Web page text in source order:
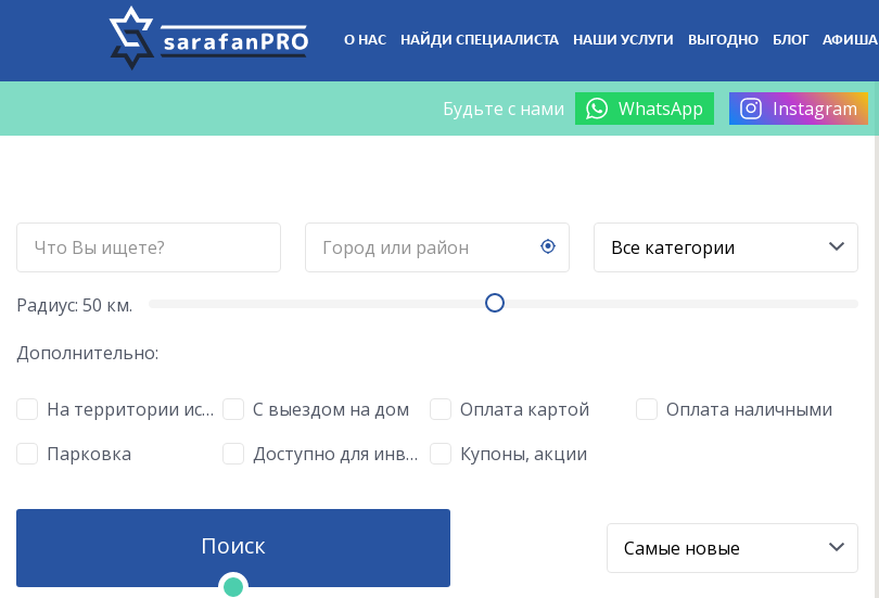
О НАС НАЙДИ СПЕЦИАЛИСТА НАШИ УСЛУГИ ВЫГОДНО БЛОГ АФИША
Что
Вы
ищете?
Будьте с нами
WhatsApp Instagram
Радиус: 50 км.
Дополнительно:
На территории исполнителя С выездом на дом Оплата картой
Оплата наличными
Парковка
Доступно для инвалидов Купоны, акции
Поиск Сортировка: